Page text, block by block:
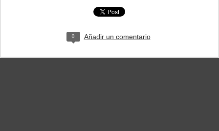
0 Añadir un comentario